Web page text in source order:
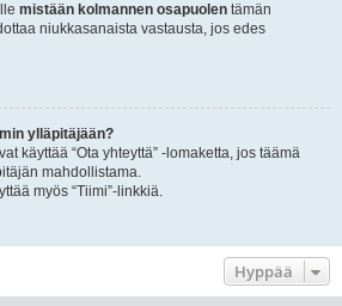
mistään kolmannen osapuolen tämän
niukkasanaista vastausta, jos edes
ylläpitäjään?
käyttää “Ota yhteyttä” -lomaketta, jos täämä
mahdollistama.
myös “Tiimi”-linkkiä.
Hyppää